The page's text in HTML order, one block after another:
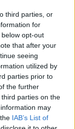
third parties, or
for
opt-out
that after your
seeing
utilized by
parties prior to
the further
parties on the
may
IAB’s List of
17€